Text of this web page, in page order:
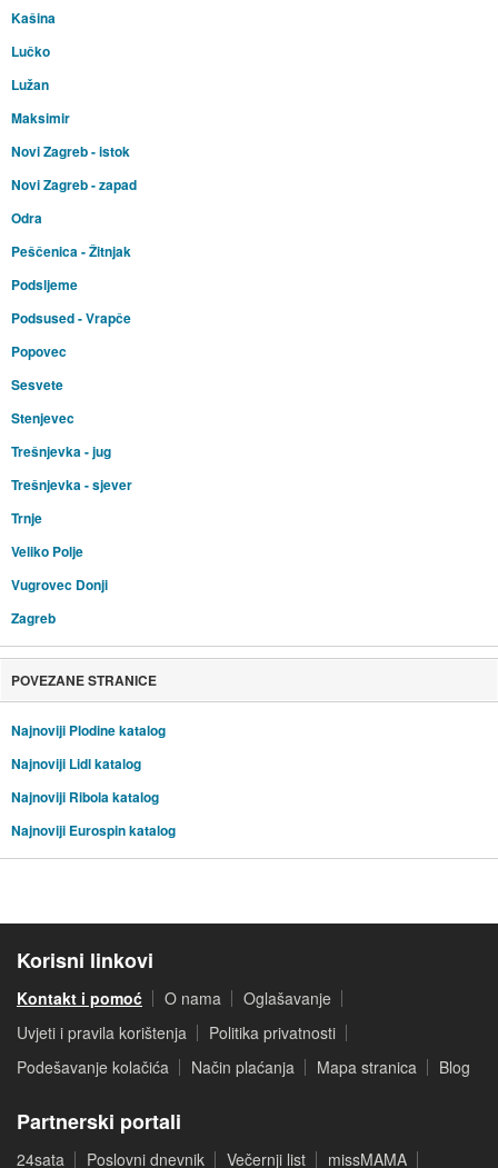
Kašina
Lučko
Lužan
Maksimir
Novi Zagreb - istok
Novi Zagreb - zapad
Odra
Peščenica - Žitnjak
Podsljeme
Podsused - Vrapče
Popovec
Sesvete
Stenjevec
Trešnjevka - jug
Trešnjevka - sjever
Trnje
Veliko Polje
Vugrovec Donji
Zagreb
POVEZANE STRANICE
Najnoviji Plodine katalog
Najnoviji Lidl katalog
Najnoviji Ribola katalog
Najnoviji Eurospin katalog
Korisni linkovi
Kontakt i pomoć O nama
Oglašavanje
Uvjeti i pravila korištenja
Politika privatnosti
Podešavanje kolačića
Način plaćanja Mapa stranica Blog
Partnerski portali
24sata Poslovni dnevnik Večernji list missMAMA